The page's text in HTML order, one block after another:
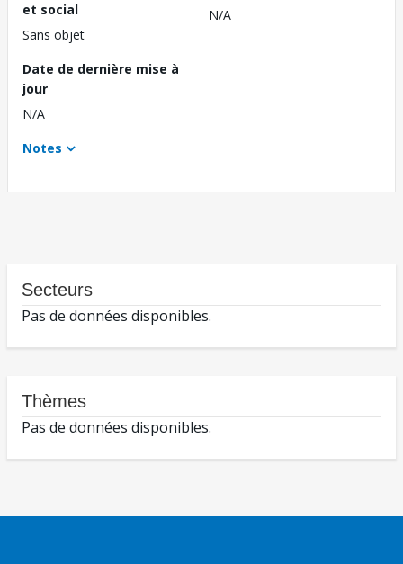
et social
Sans objet
N/A
Date de dernière mise à
jour
N/A
Notes
Secteurs
Pas de données disponibles.
Thèmes
Pas de données disponibles.